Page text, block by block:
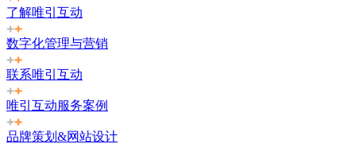
了解唯引互动
数字化管理与营销
联系唯引互动
唯引互动服务案例
品牌策划&网站设计